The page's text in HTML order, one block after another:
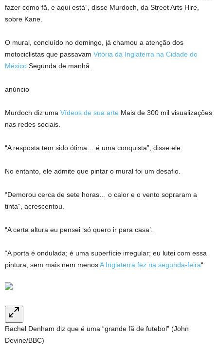
fazer como fã, e aqui está”, disse Murdoch, da Street Arts Hire,
sobre Kane.
O mural, concluído no domingo, já chamou a atenção dos
motociclistas que passavam Vitória da Inglaterra na Cidade do
México Segunda de manhã.
anúncio
Murdoch diz uma Vídeos de sua arte Mais de 300 mil visualizações
nas redes sociais.
“A resposta tem sido ótima… é uma conquista”, disse ele.
No entanto, ele admite que pintar o mural foi um desafio.
“Demorou cerca de sete horas… o calor e o vento sopraram a
tinta”, acrescentou.
“A certa altura eu pensei ‘só quero ir para casa’.
“A porta é ondulada; é uma superfície irregular; eu lutei com essa
pintura, sem mais nem menosA Inglaterra fez na segunda-feira“
Rachel Denham diz que é uma “grande fã de futebol” (John
Devine/BBC)